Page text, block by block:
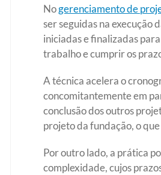
Nogerenciamento de
ser seguidas na execução
iniciadas e finalizadas
trabalho e cumprir os
A técnica acelera o
concomitantemente em
conclusão dos outros
projeto da fundação, o
Por outro lado, a prática
complexidade, cujos